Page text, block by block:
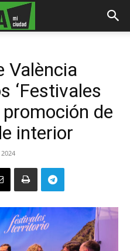
València
‘Festivales
promoción de
interior